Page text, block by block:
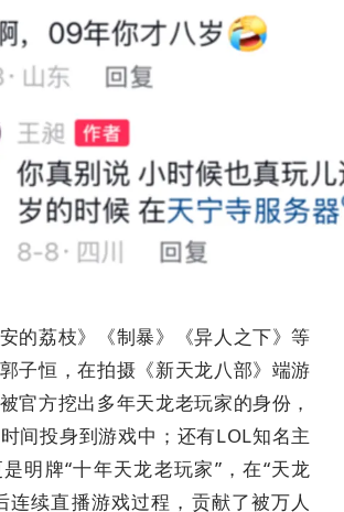
的荔枝》《制暴》《异人之下》等
子恒，在拍摄《新天龙八部》端游
官方挖出多年天龙老玩家的身份，
间投身到游戏中；还有LOL知名主
明牌“十年天龙老玩家”，在“天龙
连续直播游戏过程，贡献了被万人